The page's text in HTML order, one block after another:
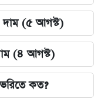
দাম (৫ আগস্ট)
(৪ আগস্ট)
কত?